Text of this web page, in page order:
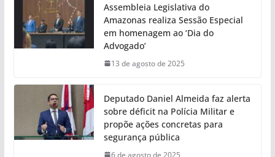
Assembleia Legislativa do
Amazonas realiza Sessão Especial
em homenagem ao ‘Dia do
Advogado’
13 de agosto de 2025
Deputado Daniel Almeida faz alerta
sobre déficit na Polícia Militar e
propõe ações concretas para
segurança pública
6 de agosto de 2025